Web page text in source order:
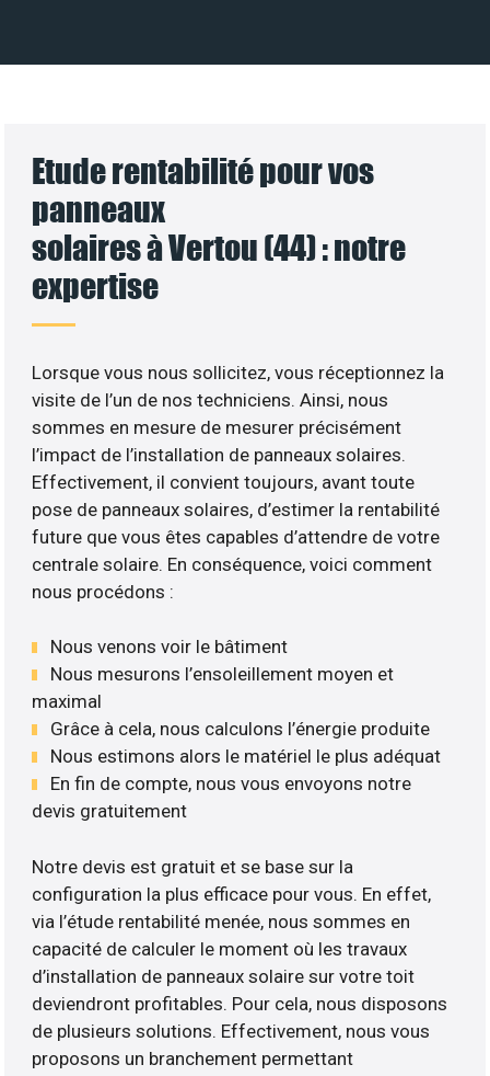
Etude rentabilité pour vos
panneaux
solaires à Vertou (44) : notre
expertise
Lorsque vous nous sollicitez, vous réceptionnez la
visite de l’un de nos techniciens. Ainsi, nous
sommes en mesure de mesurer précisément
l’impact de l’installation de panneaux solaires.
Effectivement, il convient toujours, avant toute
pose de panneaux solaires, d’estimer la rentabilité
future que vous êtes capables d’attendre de votre
centrale solaire. En conséquence, voici comment
nous procédons :
Nous venons voir le bâtiment
Nous mesurons l’ensoleillement moyen et
maximal
Grâce à cela, nous calculons l’énergie produite
Nous estimons alors le matériel le plus adéquat
En fin de compte, nous vous envoyons notre
devis gratuitement
Notre devis est gratuit et se base sur la
configuration la plus efficace pour vous. En effet,
via l’étude rentabilité menée, nous sommes en
capacité de calculer le moment où les travaux
d’installation de panneaux solaire sur votre toit
deviendront profitables. Pour cela, nous disposons
de plusieurs solutions. Effectivement, nous vous
proposons un branchement permettant